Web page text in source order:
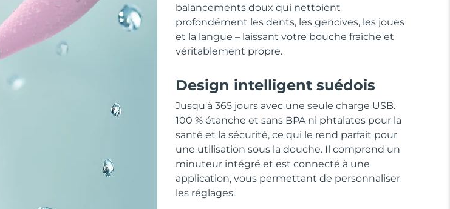
balancements doux qui nettoient
profondément les dents, les gencives, les joues
et la langue – laissant votre bouche fraîche et
véritablement propre.
Design intelligent suédois
Jusqu'à 365 jours avec une seule charge USB.
100 % étanche et sans BPA ni phtalates pour la
santé et la sécurité, ce qui le rend parfait pour
une utilisation sous la douche. Il comprend un
minuteur intégré et est connecté à une
application, vous permettant de personnaliser
les réglages.